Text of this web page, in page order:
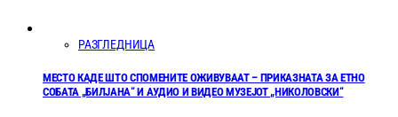
РАЗГЛЕДНИЦА
МЕСТО КАДЕ ШТО СПОМЕНИТЕ ОЖИВУВААТ – ПРИКАЗНАТА ЗА ЕТНО
СОБАТА „БИЛЈАНА“ И АУДИО И ВИДЕО МУЗЕЈОТ „НИКОЛОВСКИ“